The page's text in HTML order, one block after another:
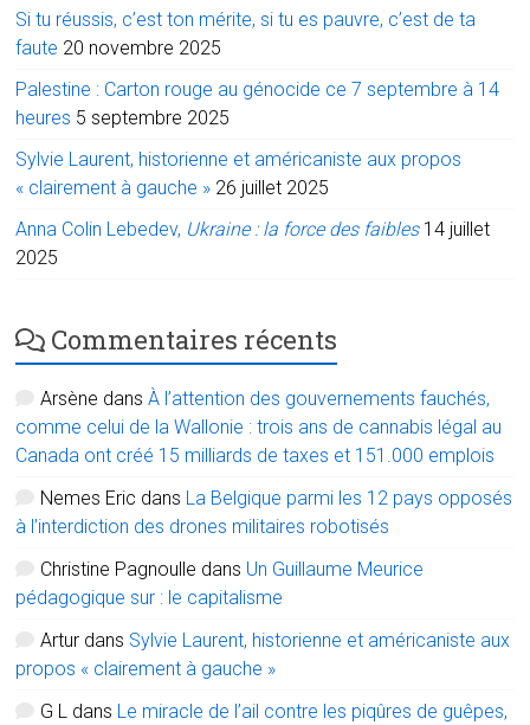
Si tu réussis, c’est ton mérite, si tu es pauvre, c’est de ta
faute 20 novembre 2025
Palestine : Carton rouge au génocide ce 7 septembre à 14
heures 5 septembre 2025
Sylvie Laurent, historienne et américaniste aux propos
« clairement à gauche » 26 juillet 2025
Anna Colin Lebedev, Ukraine : la force des faibles 14 juillet
2025
Commentaires récents
Arsène dansÀ l’attention des gouvernements fauchés,
comme celui de la Wallonie : trois ans de cannabis légal au
Canada ont créé 15 milliards de taxes et 151.000 emplois
Nemes Eric dans La Belgique parmi les 12 pays opposés
à l’interdiction des drones militaires robotisés
Christine Pagnoulle dans Un Guillaume Meurice
pédagogique sur : le capitalisme
Artur dans Sylvie Laurent, historienne et américaniste aux
propos « clairement à gauche »
G L dans Le miracle de l’ail contre les piqûres de guêpes,